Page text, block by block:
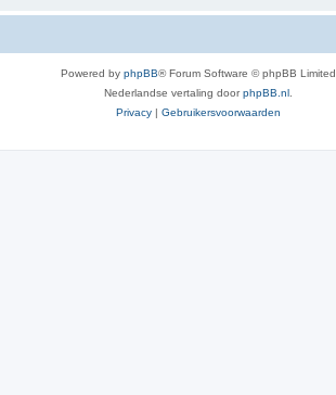
Powered by phpBB® Forum Software © phpBB Limited
Nederlandse vertaling doorphpBB.nl
Privacy | Gebruikersvoorwaarden